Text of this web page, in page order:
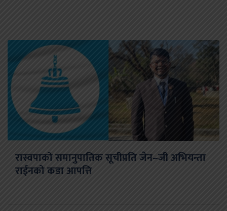
रास्वपाको समानुपातिक सूचीप्रति जेन–जी अभियन्ता
राईनको कडा आपत्ति